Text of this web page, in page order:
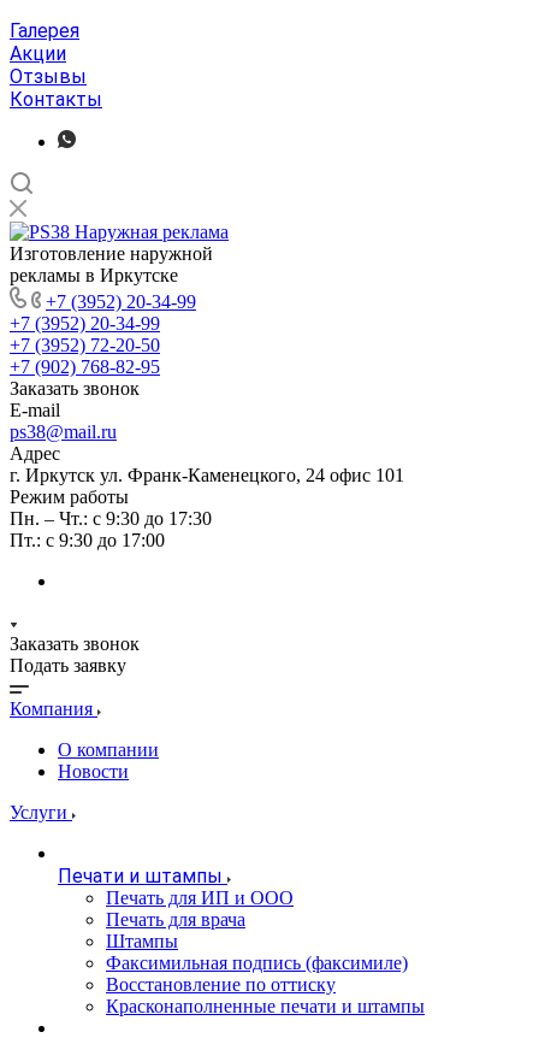
Галерея
Акции
Отзывы
Контакты
Изготовление наружной
рекламы в Иркутске
+7 (3952) 20-34-99
+7 (3952) 20-34-99
+7 (3952) 72-20-50
+7 (902) 768-82-95
Заказать звонок
E-mail
ps38@mail.ru
Адрес
г. Иркутск ул. Франк-Каменецкого, 24 офис 101
Режим работы
Пн. – Чт.: с 9:30 до 17:30
Пт.: с 9:30 до 17:00
Заказать звонок
Подать заявку
Компания
О компании
Новости
Услуги
Печати и штампы
Печать для ИП и ООО
Печать для врача
Штампы
Факсимильная подпись (факсимиле)
Восстановление по оттиску
Красконаполненные печати и штампы